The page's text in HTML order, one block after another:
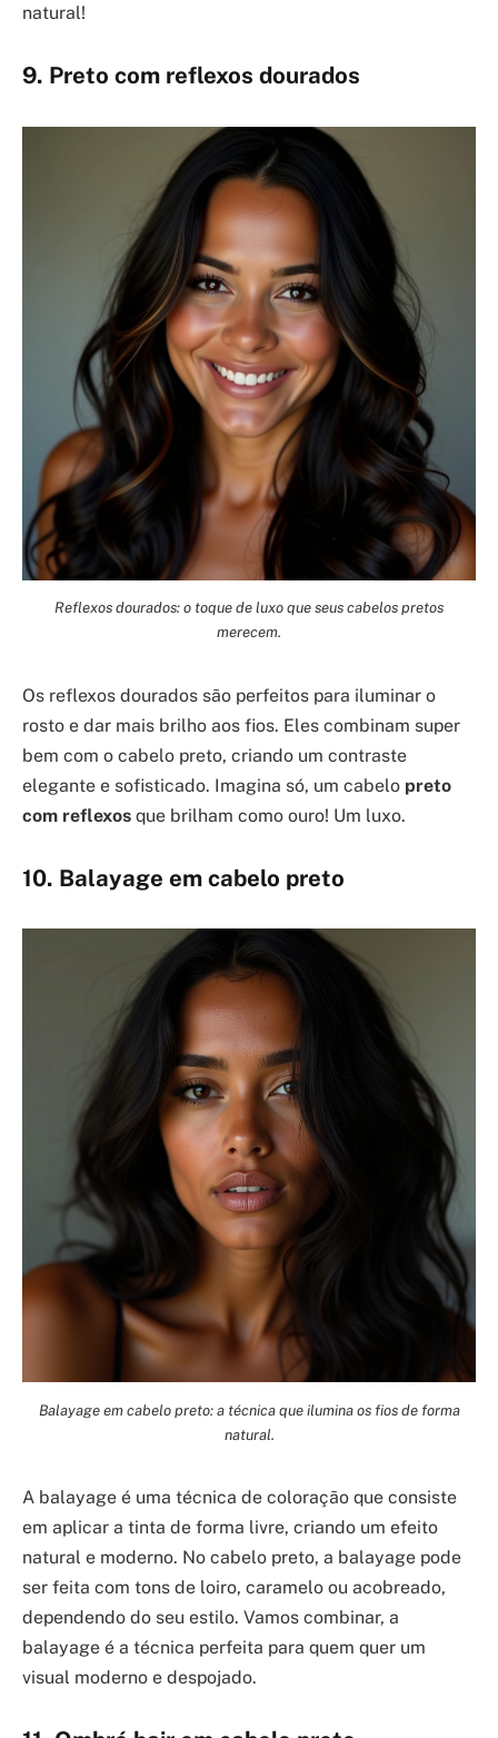
natural!
9. Preto com reflexos dourados
Reflexos dourados: o toque de luxo que seus cabelos pretos
merecem.
Os reflexos dourados são perfeitos para iluminar o
rosto e dar mais brilho aos fios. Eles combinam super
bem com o cabelo preto, criando um contraste
elegante e sofisticado. Imagina só, um cabelo preto
com reflexos que brilham como ouro! Um luxo.
10. Balayage em cabelo preto
Balayage em cabelo preto: a técnica que ilumina os fios de forma
natural.
A balayage é uma técnica de coloração que consiste
em aplicar a tinta de forma livre, criando um efeito
natural e moderno. No cabelo preto, a balayage pode
ser feita com tons de loiro, caramelo ou acobreado,
dependendo do seu estilo. Vamos combinar, a
balayage é a técnica perfeita para quem quer um
visual moderno e despojado.